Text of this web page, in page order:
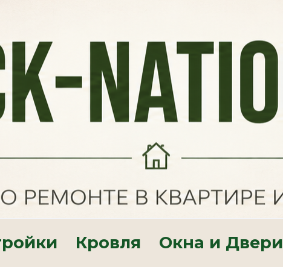
Кровля Окна и Двери